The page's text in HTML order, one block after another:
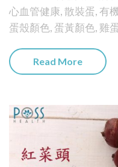
心血管健康,散裝蛋, 有
蛋殼顏色, 蛋黃顏色, 雞
Read More